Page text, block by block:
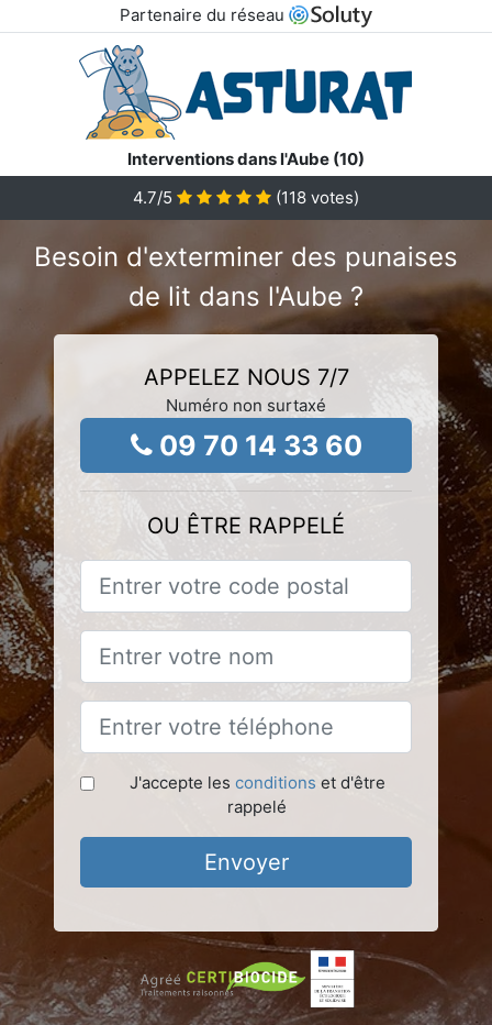
Partenaire du réseau
Interventions dans l'Aube (10)
4.7/5 (118 votes)
Besoin d'exterminer des punaises
de lit dans l'Aube ?
APPELEZ NOUS 7/7
Numéro non surtaxé
09 70 14 33 60
OU ÊTRE RAPPELÉ
J'accepte les conditions et d'être
rappelé
Envoyer